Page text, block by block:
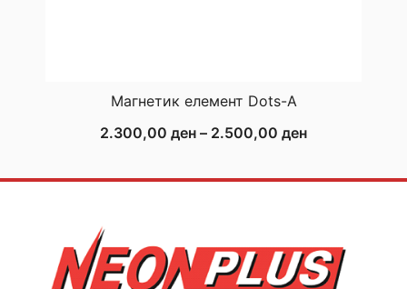
Магнетик елемент Dots-A
2.300,00 ден – 2.500,00 денPrice
2.300,00 ден